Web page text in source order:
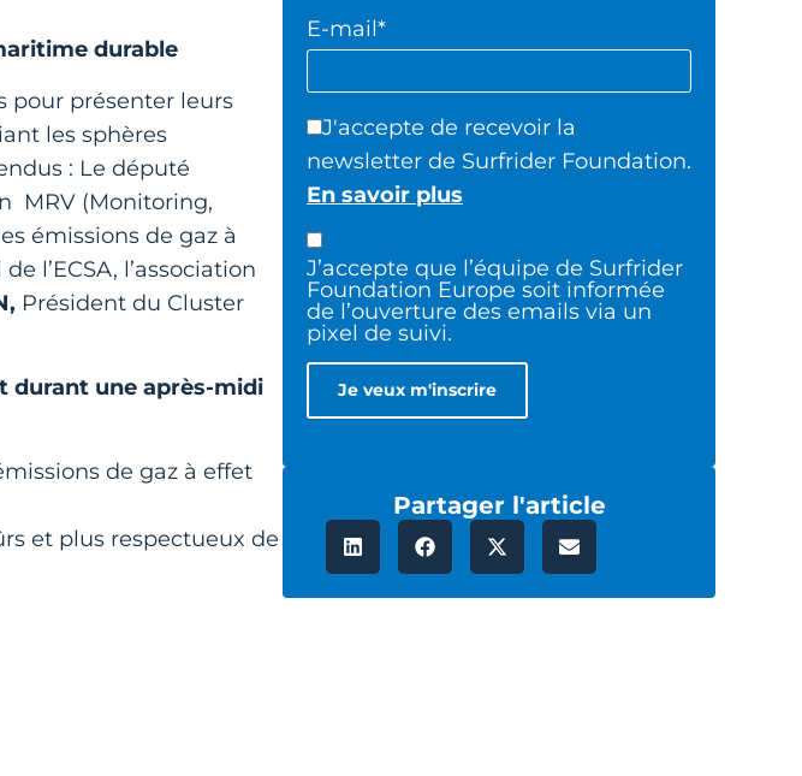
durable
pour présenter leurs
les sphères
: Le député
MRV (Monitoring,
émissions de gaz à
l’ECSA, l’association
Président du Cluster
durant une après-midi
de gaz à effet
et plus respectueux de
E-mail*
J'accepte de recevoir la
newsletter de Surfrider Foundation.
En savoir plus
J’accepte que l’équipe de Surfrider
Foundation Europe soit informée
de l’ouverture des emails via un
pixel de suivi.
Partager l'article